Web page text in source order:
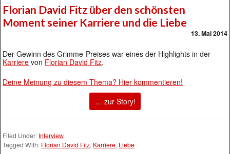
Florian David Fitz über den schönsten
Moment seiner Karriere und die Liebe
13. Mai 2014
Der Gewinn des Grimme-Preises war eines der Highlights in der
Karriere von Florian David Fitz.
Deine Meinung zu diesem Thema? Hier kommentieren!
… zur Story!
Filed Under: Interview
Tagged With: Florian David Fitz, Karriere, Liebe